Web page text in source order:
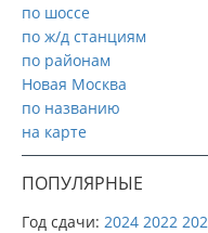
по шоссе
по ж/д станциям
по районам
Новая Москва
по названию
на карте
ПОПУЛЯРНЫЕ
Год сдачи: 2024 2022